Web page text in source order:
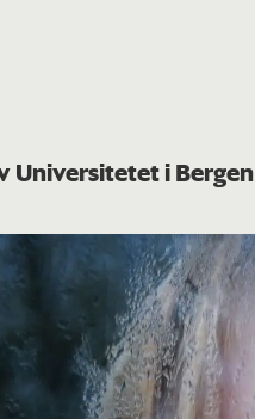
Universitetet i Bergen